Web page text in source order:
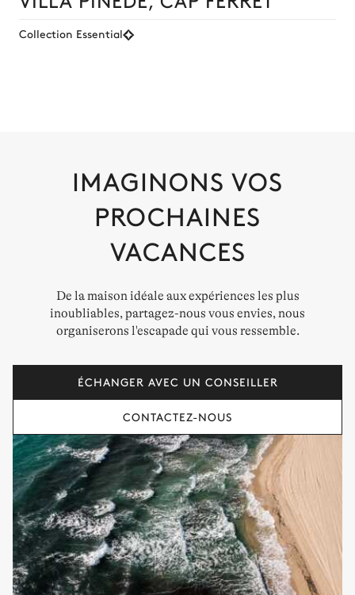
Collection Essential
IMAGINONS VOS
PROCHAINES
VACANCES
De la maison idéale aux expériences les plus
inoubliables, partagez-nous vous envies, nous
organiserons l'escapade qui vous ressemble.
ÉCHANGER AVEC UN CONSEILLER
CONTACTEZ-NOUS